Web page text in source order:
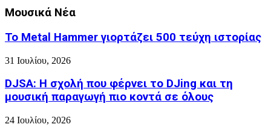
Μουσικά Νέα
Το Metal Hammer γιορτάζει 500 τεύχη ιστορίας
31 Ιουλίου, 2026
DJSA: Η σχολή που φέρνει το DJing και τη
μουσική παραγωγή πιο κοντά σε όλους
24 Ιουλίου, 2026